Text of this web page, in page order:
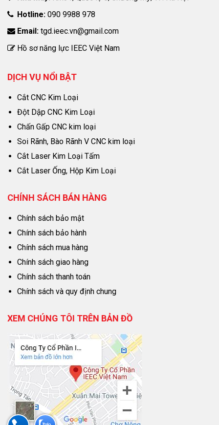
Hotline: 090 9988 978
Email: tgd.ieec.vn@gmail.com
Hồ sơ năng lực IEEC Việt Nam
DỊCH VỤ NỔI BẬT
Cắt CNC Kim Loại
Đột Dập CNC Kim Loại
Chấn Gấp CNC kim loại
Soi Rãnh, Bào Rãnh V CNC kim loại
Cắt Laser Kim Loại Tấm
Cắt Laser Ống, Hộp Kim Loại
CHÍNH SÁCH BÁN HÀNG
Chính sách bảo mật
Chính sách bảo hành
Chính sách mua hàng
Chính sách giao hàng
Chính sách thanh toán
Chính sách và quy định chung
XEM CHÚNG TÔI TRÊN BẢN ĐỒ